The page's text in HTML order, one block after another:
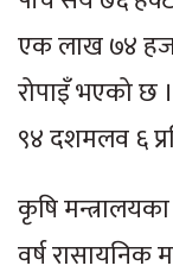
एक लाख ७४
रोपाइँ भएको छ
९४ दशमलव ६
कृषि
वर्ष